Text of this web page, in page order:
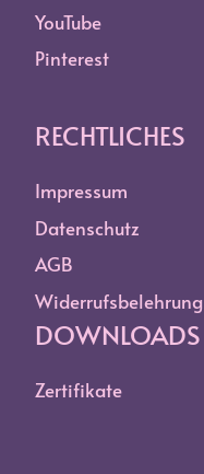
YouTube
Pinterest
RECHTLICHES
Impressum
Datenschutz
AGB
Widerrufsbelehrung
DOWNLOADS
Zertifikate